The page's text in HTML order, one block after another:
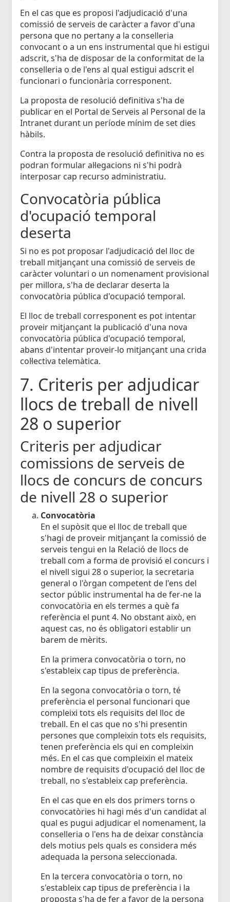
En el cas que es proposi l'adjudicació d'una
comissió de serveis de caràcter a favor d'una
persona que no pertany a la conselleria
convocant o a un ens instrumental que hi estigui
adscrit, s'ha de disposar de la conformitat de la
conselleria o de l'ens al qual estigui adscrit el
funcionari o funcionària corresponent.
La proposta de resolució definitiva s'ha de
publicar en el Portal de Serveis al Personal de la
Intranet durant un període mínim de set dies
hàbils.
Contra la proposta de resolució definitiva no es
podran formular al·legacions ni s'hi podrà
interposar cap recurso administratiu.
Convocatòria pública
d'ocupació temporal
deserta
Si no es pot proposar l'adjudicació del lloc de
treball mitjançant una comissió de serveis de
caràcter voluntari o un nomenament provisional
per millora, s'ha de declarar deserta la
convocatòria pública d'ocupació temporal.
El lloc de treball corresponent es pot intentar
proveir mitjançant la publicació d'una nova
convocatòria pública d'ocupació temporal,
abans d'intentar proveir-lo mitjançant una crida
col·lectiva telemàtica.
7. Criteris per adjudicar
llocs de treball de nivell
28 o superior
Criteris per adjudicar
comissions de serveis de
llocs de concurs de concurs
de nivell 28 o superior
Convocatòria
En el supòsit que el lloc de treball que
s'hagi de proveir mitjançant la comissió de
serveis tengui en la Relació de llocs de
treball com a forma de provisió el concurs i
el nivell sigui 28 o superior, la secretaria
general o l'òrgan competent de l'ens del
sector públic instrumental ha de fer-ne la
convocatòria en els termes a què fa
referència el punt 4. No obstant això, en
aquest cas, no és obligatori establir un
barem de mèrits.
En la primera convocatòria o torn, no
s'estableix cap tipus de preferència.
En la segona convocatòria o torn, té
preferència el personal funcionari que
compleixi tots els requisits del lloc de
treball. En el cas que no s'hi presentin
persones que compleixin tots els requisits,
tenen preferència els qui en compleixin
més. En el cas que compleixin el mateix
nombre de requisits d'ocupació del lloc de
treball, no s'estableix cap preferència.
En el cas que en els dos primers torns o
convocatòries hi hagi més d'un candidat al
qual es pugui adjudicar el nomenament, la
conselleria o l'ens ha de deixar constància
dels motius pels quals es considera més
adequada la persona seleccionada.
En la tercera convocatòria o torn, no
s'estableix cap tipus de preferència i la
proposta s'ha de fer a favor de la persona